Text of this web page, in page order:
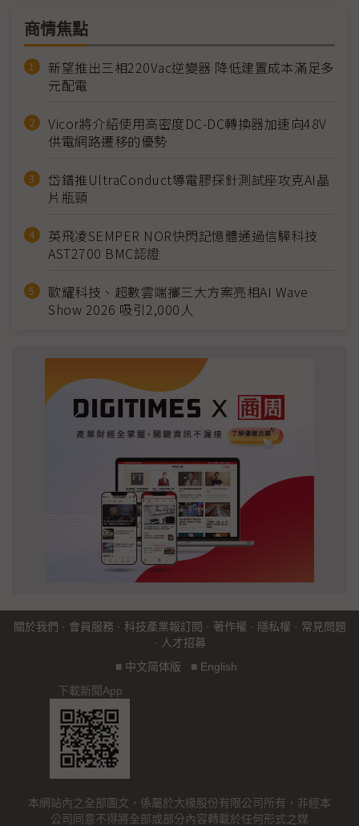
商情焦點
新望推出三相220Vac逆變器 降低建置成本滿足多
元配電
Vicor將介紹使用高密度DC-DC轉換器加速向48V
供電網路遷移的優勢
岱鐠推UltraConduct導電膠探針測試座攻克AI晶
片瓶頸
英飛凌SEMPER NOR快閃記憶體通過信驊科技
AST2700 BMC認證
歐耀科技、超數雲端攜三大方案亮相AI Wave
Show 2026 吸引2,000人
關於我們 · 會員服務 · 科技產業報訂閱 · 著作權 · 隱私權 · 常見問題
· 人才招募
■ 中文简体版 ■ English
下載新聞App
本網站內之全部圖文，係屬於大椽股份有限公司所有，非經本
公司同意不得將全部或部分內容轉載於任何形式之媒